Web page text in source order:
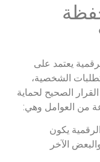
يعتمد على
الشخصية،
الصحيح لحماية
من العوامل وهي:
يكون
الآخر